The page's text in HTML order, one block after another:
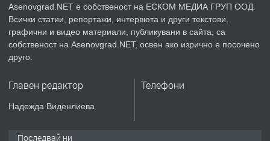
преди 2 години
ПРЕДЛАГА
Давам индивидуалани уроци по
Asenovgrad.NET е собственост на ЕСКОМ МЕДИА ГРУП ООД.
Всички статии, репортажи, интервюта и други текстови,
графични и видео материали, публикувани в сайта, са
собственост на Asenovgrad.NET, освен ако изрично е посочено
друго.
Главен редактор
Надежда Виденлиева
Телефони
Последвай ни